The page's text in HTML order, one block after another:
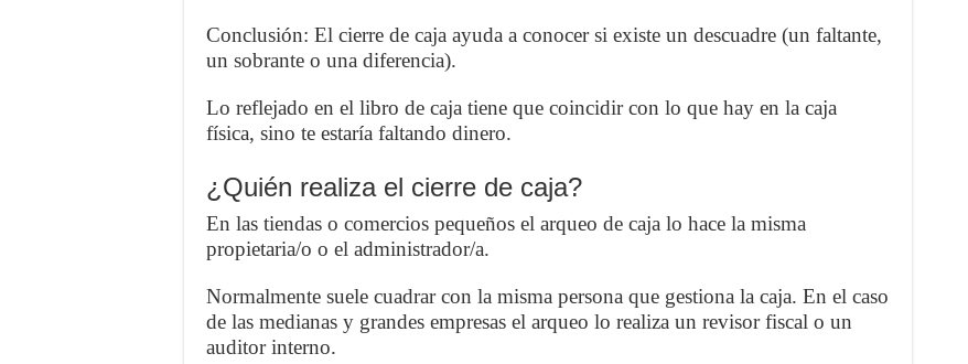
Conclusión: El cierre de caja ayuda a conocer si existe un descuadre (un faltante,
un sobrante o una diferencia).
Lo reflejado en el libro de caja tiene que coincidir con lo que hay en la caja
física, sino te estaría faltando dinero.
¿Quién realiza el cierre de caja?
En las tiendas o comercios pequeños el arqueo de caja lo hace la misma
propietaria/o o el administrador/a.
Normalmente suele cuadrar con la misma persona que gestiona la caja. En el caso
de las medianas y grandes empresas el arqueo lo realiza un revisor fiscal o un
auditor interno.